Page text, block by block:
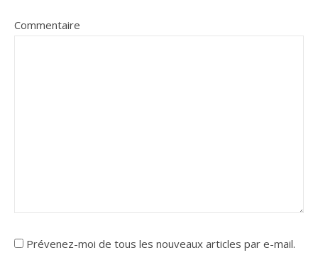
Commentaire
Prévenez-moi de tous les nouveaux articles par e-mail.